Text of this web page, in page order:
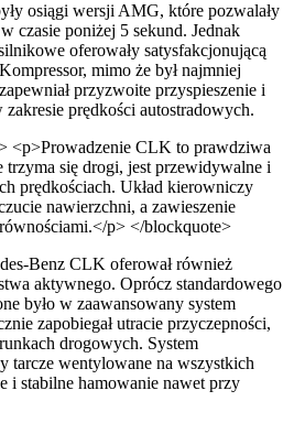
osiągi wersji AMG, które pozwalały
czasie poniżej 5 sekund. Jednak
oferowały satysfakcjonującą
mimo że był najmniej
przyzwoite przyspieszenie i
zakresie prędkości autostradowych.
<p>Prowadzenie CLK to prawdziwa
trzyma się drogi, jest przewidywalne i
prędkościach. Układ kierowniczy
nawierzchni, a zawieszenie
p> </blockquote>
Benz CLK oferował również
aktywnego. Oprócz standardowego
było w zaawansowany system
zapobiegał utracie przyczepności,
drogowych. System
tarcze wentylowane na wszystkich
i stabilne hamowanie nawet przy